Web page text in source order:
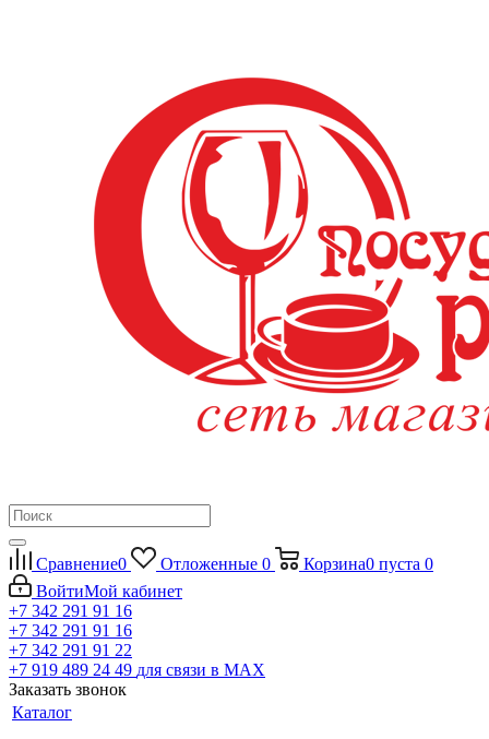
Сравнение0 Отложенные 0 Корзина0 пуста 0
ВойтиМой кабинет
+7 342 291 91 16
+7 342 291 91 16
+7 342 291 91 22
+7 919 489 24 49 для связи в МАХ
Заказать звонок
Каталог